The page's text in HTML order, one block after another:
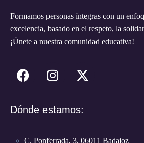
Formamos personas íntegras con un
excelencia, basado en el respeto, la
¡Únete a nuestra comunidad educativa!
Dónde estamos:
C. Ponferrada, 3, 06011 Badajoz